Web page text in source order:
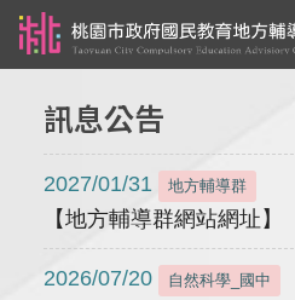
訊息公告
2027/01/31 地方輔導群
【地方輔導群網站網址】
2026/07/20 自然科學_國中